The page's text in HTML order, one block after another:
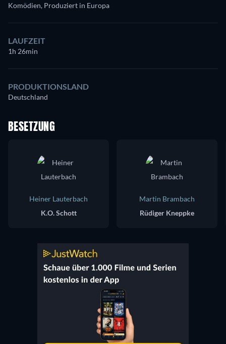
Komödien, Produziert in Europa
LAUFZEIT
1h 26min
PRODUKTIONSLAND
Deutschland
BESETZUNG
Heiner Lauterbach
K.O. Schott
Martin Brambach
Rüdiger Kneppke